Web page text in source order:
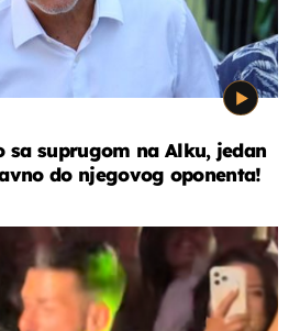
suprugom na Alku, jedan
do njegovog oponenta!